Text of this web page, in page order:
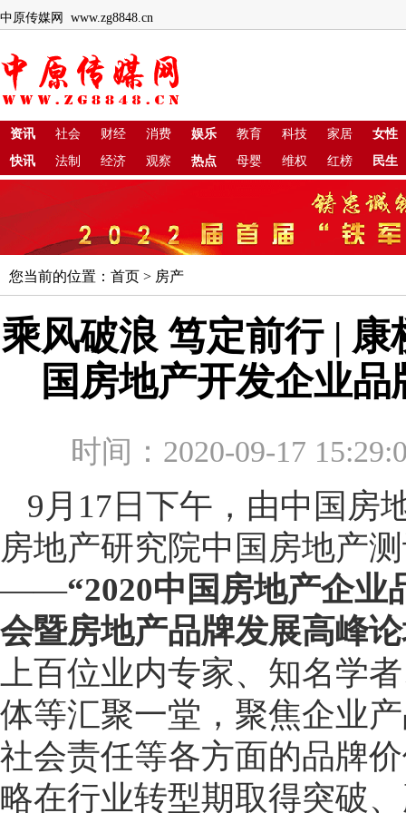
中原传媒网 www.zg8848.cn
资讯 社会 财经 消费 娱乐 教育 科技 家居
女性
快讯
法制 经济 观察 热点 母婴 维权 红榜 民生
您当前的位置： 首页 > 房产
乘风破浪 笃定前行 | 康
国房地产开发企业
时间：2020-09-17
9月17日下午，由中国房
房地产研究院中国房地产
——“2020中国房地产企
会暨房地产品牌发展高峰
上百位业内专家、知名学
体等汇聚一堂，聚焦企业
社会责任等各方面的品牌
略在行业转型期取得突破